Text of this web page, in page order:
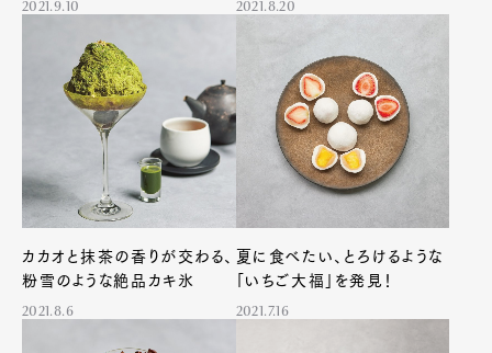
2021.9.10 2021.8.20
カカオと抹茶の香りが交わる、
粉雪のような絶品カキ氷
2021.8.6
夏に食べたい、とろけるような
「いちご大福」を発見！
2021.7.16